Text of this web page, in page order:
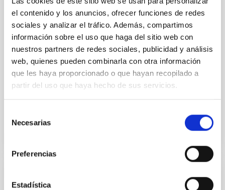
el contenido y los anuncios, ofrecer funciones de redes
sociales y analizar el tráfico. Además, compartimos
información sobre el uso que haga del sitio web con
nuestros partners de redes sociales, publicidad y análisis
web, quienes pueden combinarla con otra información
que les haya proporcionado o que hayan recopilado a
partir del uso que haya hecho de sus servicios.
Necesarias
Preferencias
Estadística
"Salón de actos" del "Museo de las Ciencias y el
Cosmos" en San Cristóbal de La Laguna en
frente al edificio principal del Instituto de
Astrofísica de Canarias
Fecha
17/06/2026-19/06/2026
Anteriores
CONGRESO